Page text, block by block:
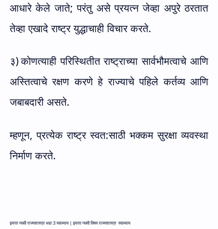
आधारे केले जाते;परंतु असे प्रयत्न जेव्हा अपुरे ठरतात
तेव्हा एखादे राष्ट्र युद्धाचाही विचार करते.
३)कोणत्याही परिस्थितीत राष्ट्राच्या सार्वभौमत्वाचे आणि
अस्तित्वाचे रक्षण करणे हे राज्याचे पहिले कर्तव्य आणि
जबाबदारी असते.
म्हणून, प्रत्येक राष्ट्र स्वत:साठी भक्कम सुरक्षा व्यवस्था
निर्माण करते.
इयत्ता नववी राज्यशास्त्र धडा3स्वाध्याय | इयत्ता नववी विषय राज्यशास्त्र स्वाध्याय